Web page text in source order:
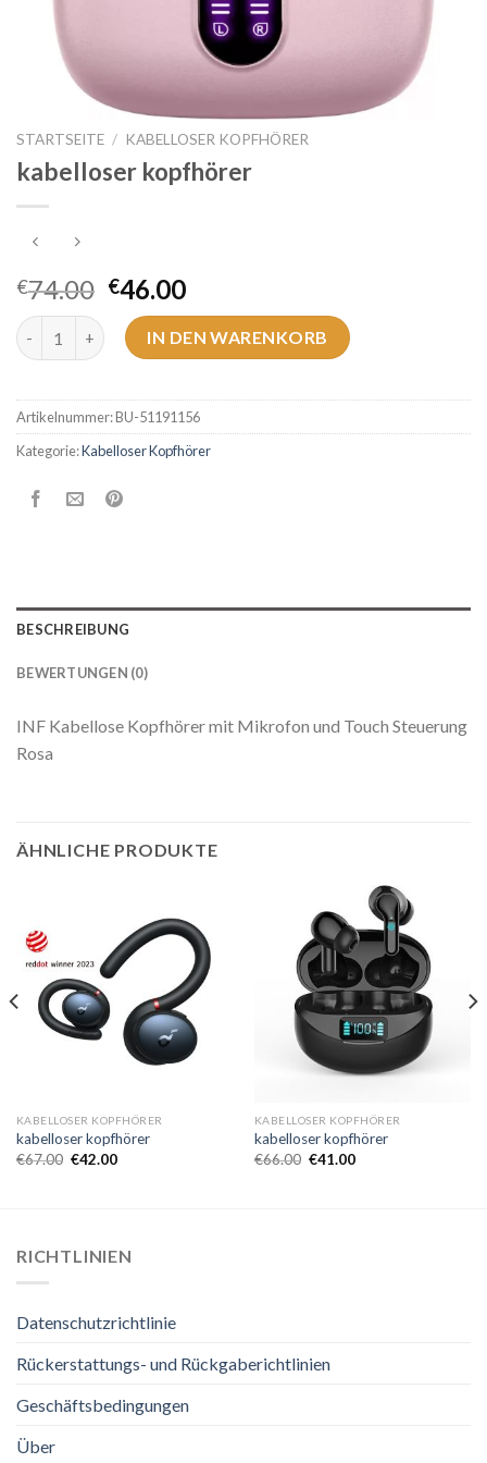
STARTSEITE / KABELLOSER KOPFHÖRER
kabelloser kopfhörer
€74.00 €46.00
kabelloser kopfhörer MengeIN DEN WARENKORB
Artikelnummer:BU-51191156
Kategorie:Kabelloser Kopfhörer
BESCHREIBUNG
BEWERTUNGEN (0)
INF Kabellose Kopfhörer mit Mikrofon und Touch Steuerung
Rosa
ÄHNLICHE PRODUKTE
KABELLOSER KOPFHÖRER
kabelloser kopfhörer
€67.00 €42.00
KABELLOSER KOPFHÖRER
kabelloser kopfhörer
€66.00 €41.00
RICHTLINIEN
Datenschutzrichtlinie
Rückerstattungs- und Rückgaberichtlinien
Geschäftsbedingungen
Über